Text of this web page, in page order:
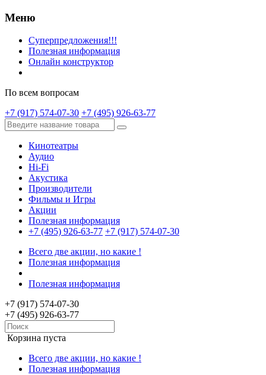
Меню
Суперпредложения!!!
Полезная информация
Онлайн конструктор
По всем вопросам
+7 (917) 574-07-30 +7 (495) 926-63-77
Кинотеатры
Аудио
Hi-Fi
Акустика
Производители
Фильмы и Игры
Акции
Полезная информация
+7 (495) 926-63-77 +7 (917) 574-07-30
Всего две акции, но какие !
Полезная информация
Полезная информация
+7 (917) 574-07-30
+7 (495) 926-63-77
Корзина пуста
Всего две акции, но какие !
Полезная информация